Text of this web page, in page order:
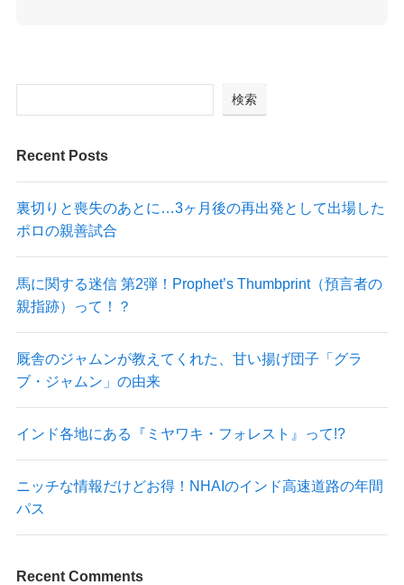
検索
Recent Posts
裏切りと喪失のあとに…3ヶ月後の再出発として出場した
ポロの親善試合
馬に関する迷信 第2弾！Prophet’s Thumbprint（預言者の
親指跡）って！？
厩舎のジャムンが教えてくれた、甘い揚げ団子「グラ
ブ・ジャムン」の由来
インド各地にある『ミヤワキ・フォレスト』って!?
ニッチな情報だけどお得！NHAIのインド高速道路の年間
パス
Recent Comments